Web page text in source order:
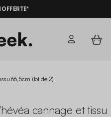
66,5cm (lot de 2)
cannage et tissu